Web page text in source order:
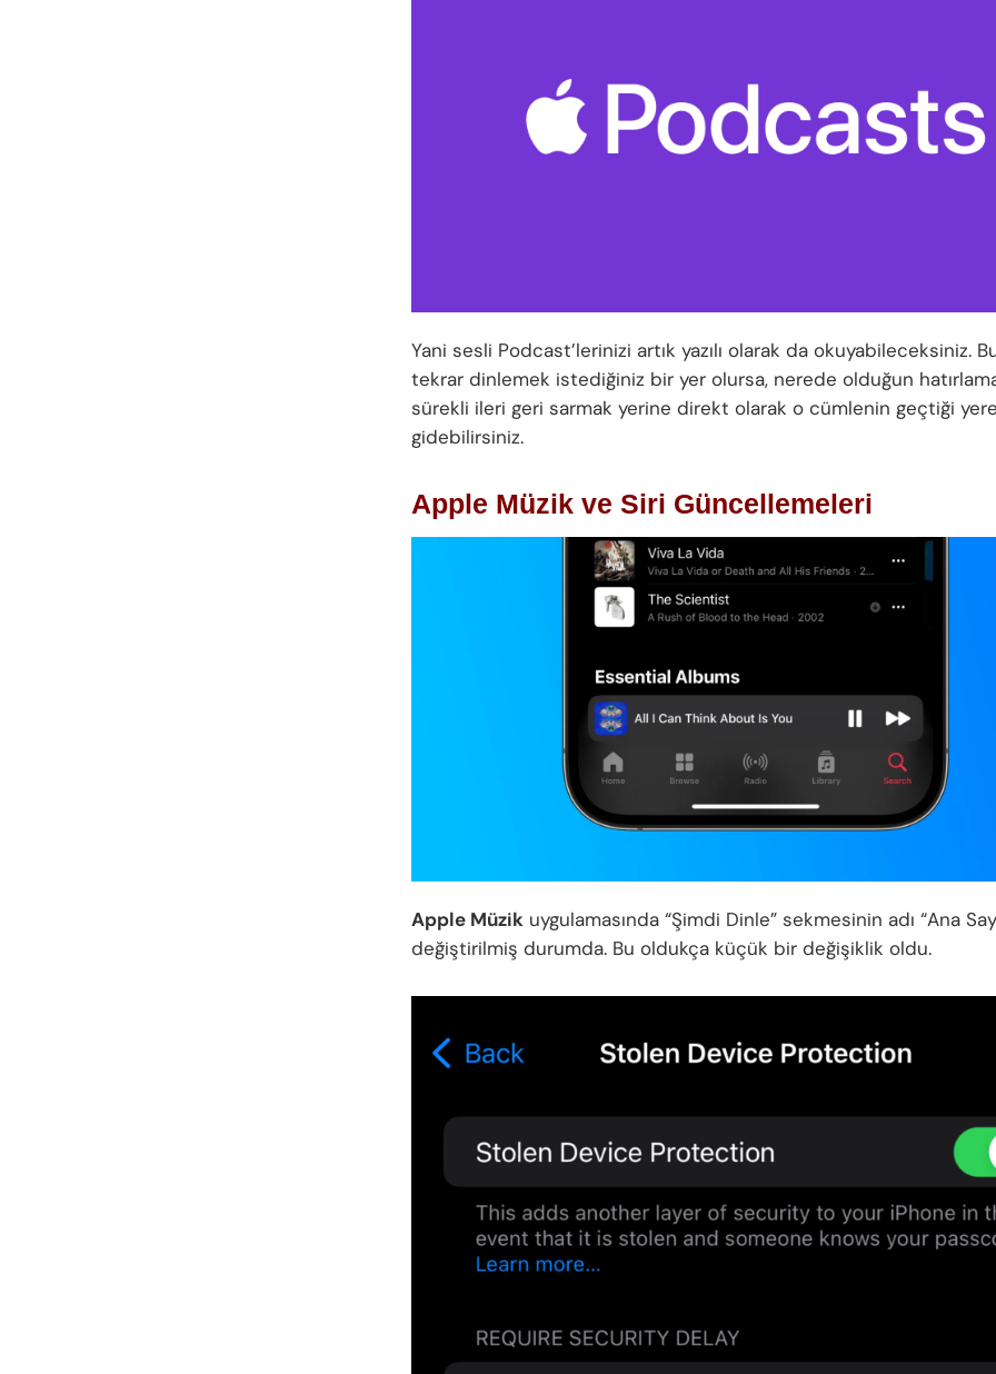
Yani sesli Podcast’lerinizi artık yazılı olarak da okuyabileceksiniz.
tekrar dinlemek istediğiniz bir yer olursa, nerede olduğun
sürekli ileri geri sarmak yerine direkt olarak o cümlenin geçtiği yere
gidebilirsiniz.
Apple Müzik ve Siri Güncellemeleri
Apple Müzik uygulamasında “Şimdi Dinle” sekmesinin adı “Ana
değiştirilmiş durumda. Bu oldukça küçük bir değişiklik oldu.